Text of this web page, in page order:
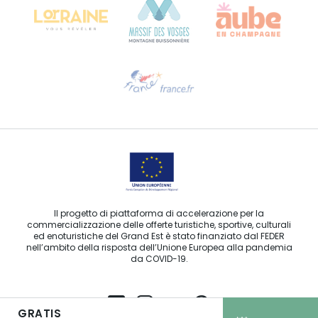
Contattaci per e-mail
Il progetto di piattaforma di accelerazione per la
commercializzazione delle offerte turistiche, sportive, culturali
ed enoturistiche del Grand Est è stato finanziato dal FEDER
nell’ambito della risposta dell’Unione Europea alla pandemia
da COVID-19.